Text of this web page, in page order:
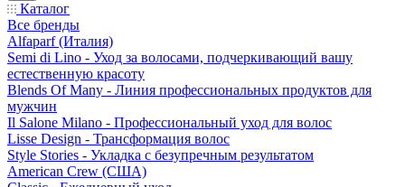
Каталог
Все бренды
Alfaparf (Италия)
Semi di Lino - Уход за волосами, подчеркивающий вашу
естественную красоту
Blends Of Many - Линия профессиональных продуктов для
мужчин
Il Salone Milano - Профессиональный уход для волос
Lisse Design - Трансформация волос
Style Stories - Укладка с безупречным результатом
American Crew (США)